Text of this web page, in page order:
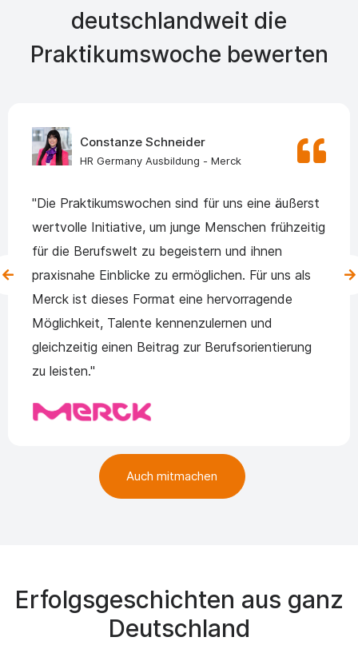
deutschlandweit die
Praktikumswoche bewerten
Constanze Schneider
HR Germany Ausbildung - Merck
"Die Praktikumswochen sind für uns eine äußerst
wertvolle Initiative, um junge Menschen frühzeitig
für die Berufswelt zu begeistern und ihnen
praxisnahe Einblicke zu ermöglichen. Für uns als
Merck ist dieses Format eine hervorragende
Möglichkeit, Talente kennenzulernen und
gleichzeitig einen Beitrag zur Berufsorientierung
zu leisten."
Auch mitmachen
Erfolgsgeschichten aus ganz
Deutschland